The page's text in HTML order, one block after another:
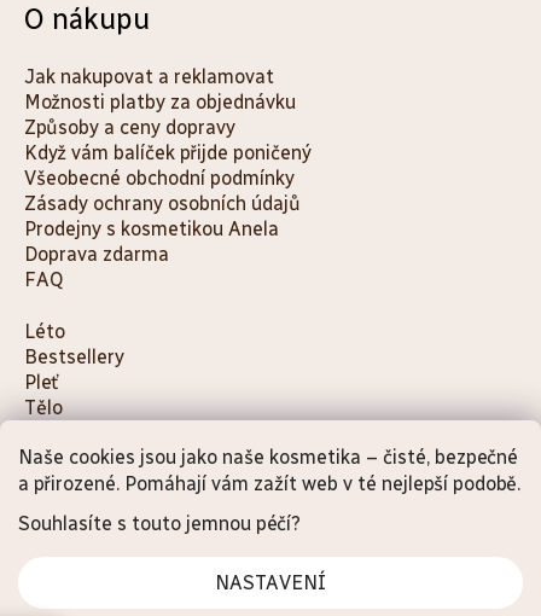
Naše cookies jsou jako naše kosmetika – čisté, bezpečné
a přirozené. Pomáhají vám zažít web v té nejlepší podobě.
Souhlasíte s touto jemnou péčí?
NASTAVENÍ
O nákupu
Jak nakupovat a reklamovat
Možnosti platby za objednávku
Způsoby a ceny dopravy
Když vám balíček přijde poničený
Všeobecné obchodní podmínky
Zásady ochrany osobních údajů
Prodejny s kosmetikou Anela
Doprava zdarma
FAQ
K
a
t
e
g
o
r
i
Léto
Bestsellery
Pleť
Tělo
Na cesty
Dárky
Doplňky